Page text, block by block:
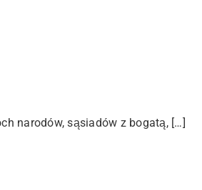
narodów, sąsiadów z bogatą, […]